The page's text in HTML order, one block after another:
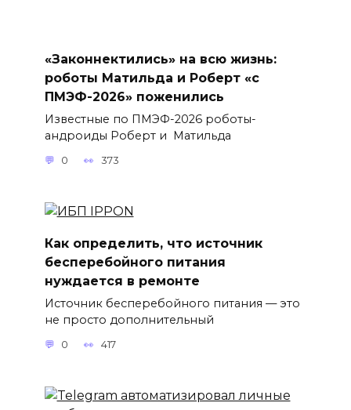
«Законнектились» на всю жизнь:
роботы Матильда и Роберт «с
ПМЭФ-2026» поженились
Известные по ПМЭФ-2026 роботы-
андроиды Роберт и Матильда
0 373
Как определить, что источник
бесперебойного питания
нуждается в ремонте
Источник бесперебойного питания — это
не просто дополнительный
0 417